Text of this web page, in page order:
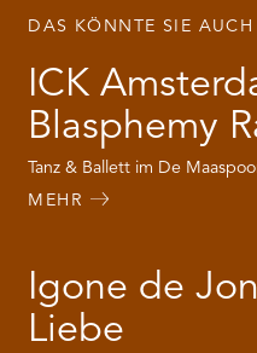
DAS KÖNNTE SIE AUCH
ICK
Blasphemy
Tanz & Ballett im De
MEHR
Igone de
Liebe